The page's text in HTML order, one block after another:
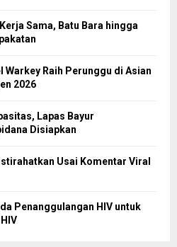
Sama, Batu Bara hingga
Warkey Raih Perunggu di Asian
2026
Lapas Bayur
Disiapkan
Usai Komentar Viral
Penanggulangan HIV untuk